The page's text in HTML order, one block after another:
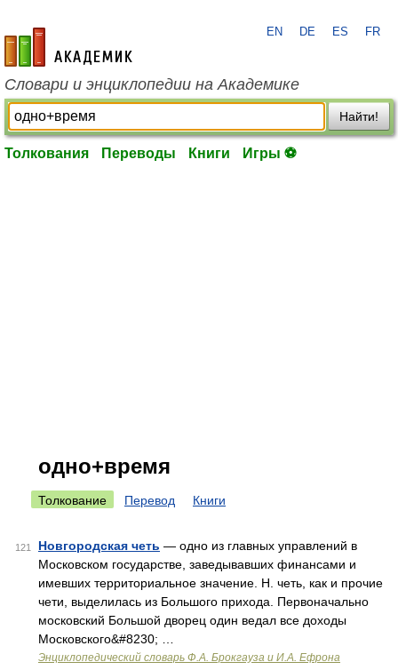
academic.ru
EN DE ES FR
Словари и энциклопедии на Академике
Найти!
Толкования Переводы Книги Игры ⚽
одно+время
Толкование Перевод Книги
121 Новгородская четь — одно из главных управлений в
Московском государстве, заведывавших финансами и
имевших территориальное значение. Н. четь, как и прочие
чети, выделилась из Большого прихода. Первоначально
московский Большой дворец один ведал все доходы
Московского&#8230; …
Энциклопедический словарь Ф.А. Брокгауза и И.А. Ефрона